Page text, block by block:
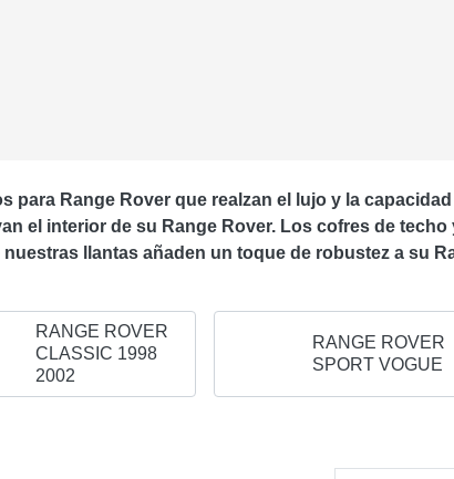
para Range Rover que realzan el lujo y la
el interior de su Range Rover. Los cofres de
llantas añaden un toque de robustez a su
RANGE ROVER
CLASSIC 1998
2002
RANGE ROVER
SPORT VOGUE